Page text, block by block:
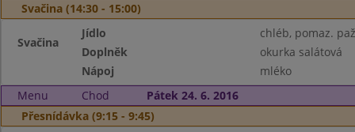
Svačina (14:30 - 15:00)
Svačina
Jídlo
chléb, pomaz.
Doplněk
okurka salátová
Nápoj
mléko
Menu
Chod
Pátek 24. 6. 2016
Přesnídávka (9:15 - 9:45)